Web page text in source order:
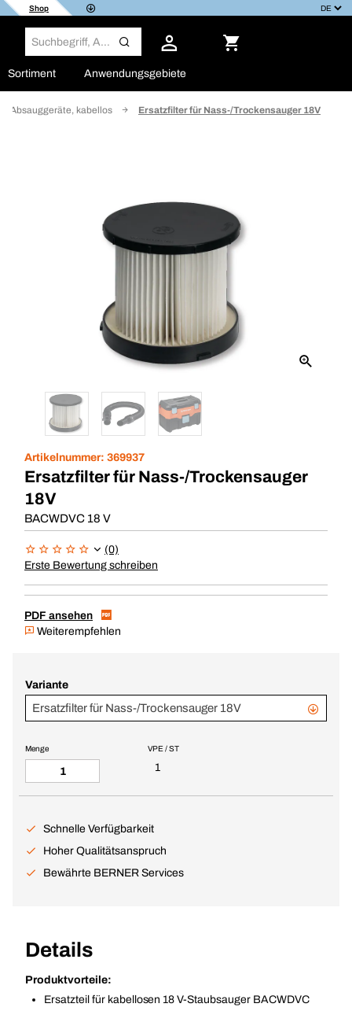
Shop
Sortiment Anwendungsgebiete
Absauggeräte, kabellos Ersatzfilter für Nass-/Trockensauger 18V
Artikelnummer: 369937
Ersatzfilter für Nass-/Trockensauger
18V
BACWDVC 18 V
(0)
Erste Bewertung schreiben
PDF ansehen
Weiterempfehlen
Variante
Ersatzfilter für Nass-/Trockensauger 18V
VPE / ST
1
Menge
Schnelle Verfügbarkeit
Hoher Qualitätsanspruch
Bewährte BERNER Services
Details
Produktvorteile:
Ersatzteil für kabellosen 18 V-Staubsauger BACWDVC